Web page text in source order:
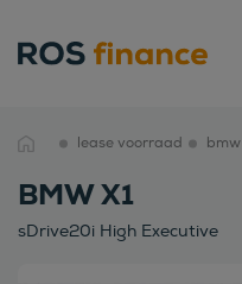
lease voorraad bmw
BMW X1
sDrive20i High Executive